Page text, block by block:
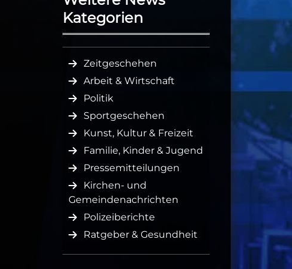
Kategorien
Zeitgeschehen
Arbeit & Wirtschaft
Politik
Sportgeschehen
Kunst, Kultur & Freizeit
Familie, Kinder & Jugend
Pressemitteilungen
Kirchen- und
Gemeindenachrichten
Polizeiberichte
Ratgeber & Gesundheit